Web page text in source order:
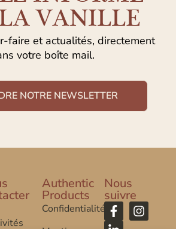
VANILLE
faire et actualités, directement
votre boîte mail.
NOTRE NEWSLETTER
Authentic
Products
Confidentialité
Nous
suivre